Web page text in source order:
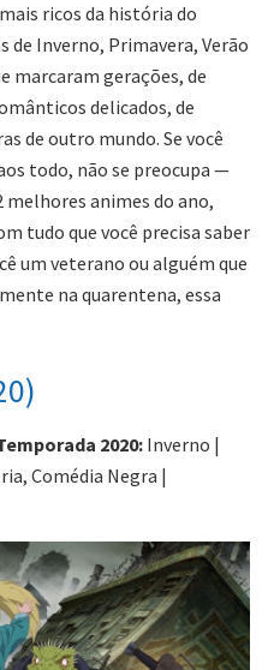
ricos da história do
de Inverno, Primavera, Verão
marcaram gerações, de
delicados, de
de outro mundo. Se você
todo, não se preocupa —
animes do ano,
tudo que você precisa saber
um veterano ou alguém que
na quarentena, essa
2020: Inverno |
Comédia Negra |